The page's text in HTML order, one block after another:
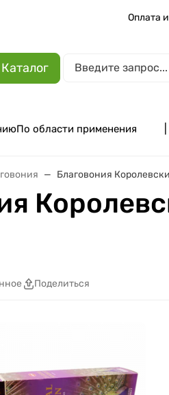
Оплата
Каталог
По области применения
Благовония
Поделиться